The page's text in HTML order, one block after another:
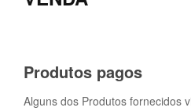
Produtos pagos
Alguns dos Produtos fornecidos